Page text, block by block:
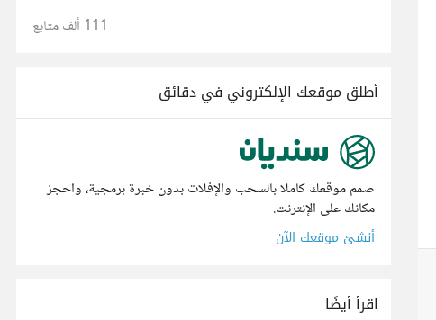
111 ألف متابع
أطلق موقعك الإلكتروني في دقائق
صمم موقعك كاملا بالسحب والإفلات بدون خبرة برمجية، واحجز
مكانك على الإنترنت.
أنشئ موقعك الآن
اقرأ أيضًا